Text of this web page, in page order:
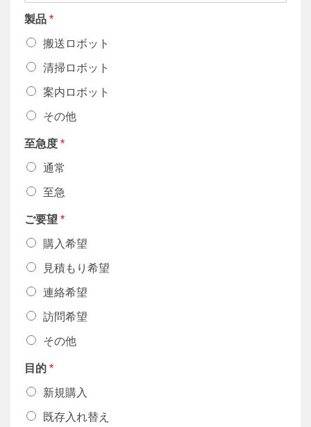
製品 *
搬送ロボット
清掃ロボット
案内ロボット
その他
至急度 *
通常
至急
ご要望 *
購入希望
見積もり希望
連絡希望
訪問希望
その他
目的 *
新規購入
既存入れ替え